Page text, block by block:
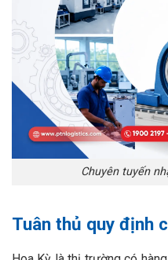
Chuyên tuyến
Tuân thủ quy định